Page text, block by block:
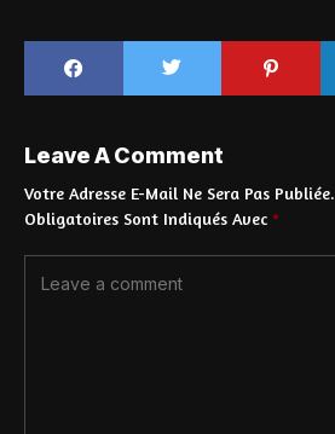
Leave A Comment
Votre Adresse E-Mail Ne Sera Pas Publiée.
Obligatoires Sont Indiqués Avec *